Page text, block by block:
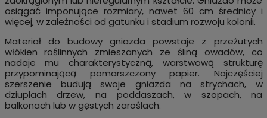
osiągać imponujące rozmiary, nawet 60 cm średnicy i
więcej, w zależności od gatunku i stadium rozwoju kolonii.
Materiał do budowy gniazda powstaje z przeżutych
włókien roślinnych zmieszanych ze śliną owadów, co
nadaje mu charakterystyczną, warstwową strukturę
przypominającą pomarszczony papier. Najczęściej
szerszenie budują swoje gniazda na strychach, w
dziuplach drzew, na poddaszach, w szopach, na
balkonach lub w gęstych zaroślach.